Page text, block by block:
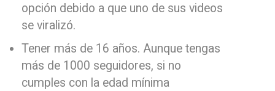
opción debido a que uno de sus videos
se viralizó.
Tener más de 16 años. Aunque tengas
más de 1000 seguidores, si no
cumples con la edad mínima